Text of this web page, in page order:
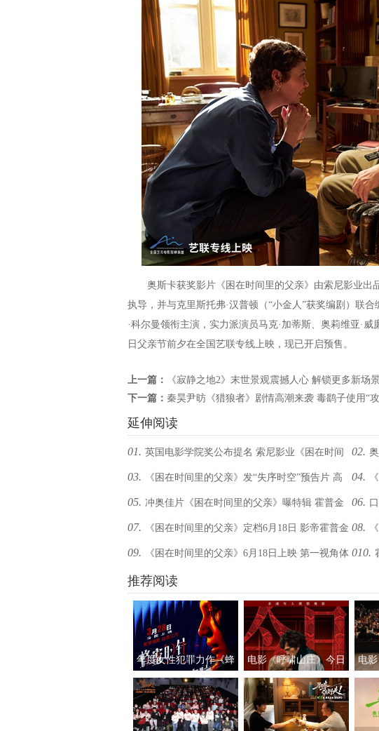
奥斯卡获奖影片《困在时间里的父亲》由索尼影业出品
执导，并与克里斯托弗·汉普顿（“小金人”获奖编剧）联
·科尔曼领衔主演，实力派演员马克·加蒂斯、奥莉维亚·
日父亲节前夕在全国艺联专线上映，现已开启预售。
上一篇：
《寂静之地2》末世景观震撼人心 解锁更多新场
下一篇： 秦昊尹昉《猎狼者》剧情高潮来袭 毒鹞子使用“
延伸阅读
01. 英国电影学院奖公布提名 索尼影业《困在时间
里的父亲》入围6项大奖
02.
父亲
03. 《困在时间里的父亲》发“失序时空”预告片 高
分佳作有望引进
04.
分佳
05. 冲奥佳片《困在时间里的父亲》曝特辑 霍普金
斯神级演技臻于化境
06.
大奖
07. 《困在时间里的父亲》定档6月18日 影帝霍普金
斯贡献巅峰演技
08.
展现
09. 《困在时间里的父亲》6月18日上映 第一视角体
验迷宫式观影
010.
推荐阅读
年度女性犯罪力作《蜂
蜜的针》定档3月28日
绝版影后阵容癫
电影《呼啸山庄》今日
上映
电
礼及